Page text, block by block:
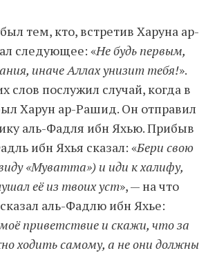
тем, кто, встретив Харуна ар-
следующее: «Не будь первым,
иначе Аллах унизит тебя!».
слов послужил случай, когда в
Харун ар-Рашид. Он отправил
аль-Фадля ибн Яхью. Прибыв
ибн Яхья сказал: «Бери свою
«Муватта») и иди к халифу,
её из твоих уст», — на что
аль-Фадлю ибн Яхье:
приветствие и скажи, что за
ходить самому, а не они должны